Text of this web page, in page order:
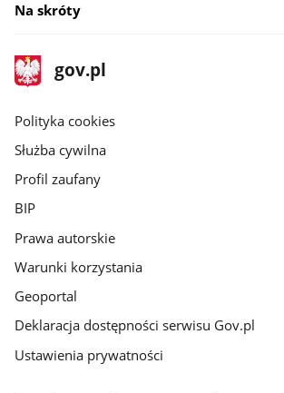
Na skróty
stopka
gov.pl
Strona
gov.pl
gov.pl
Polityka cookies
Służba cywilna
Profil zaufany
BIP
Prawa autorskie
Warunki korzystania
Geoportal
Deklaracja dostępności serwisu Gov.pl
Ustawienia prywatności